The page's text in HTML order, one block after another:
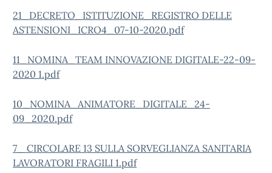
21_DECRETO_ISTITUZIONE_REGISTRO DELLE
ASTENSIONI_ICRO4_07-10-2020.pdf
11_NOMINA_TEAM INNOVAZIONE DIGITALE-22-09-
2020 1.pdf
10_NOMINA_ANIMATORE_DIGITALE_24-
09_2020.pdf
7_ CIRCOLARE 13 SULLA SORVEGLIANZA SANITARIA
LAVORATORI FRAGILI 1.pdf